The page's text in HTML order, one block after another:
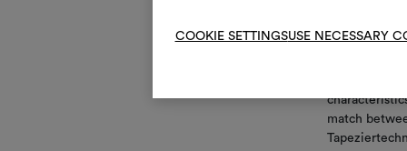
COOKIE SETTINGSUSE NECESSARY
match